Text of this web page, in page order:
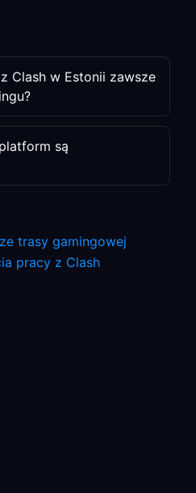
Clash w Estonii zawsze
są
trasy gamingowej
pracy z Clash